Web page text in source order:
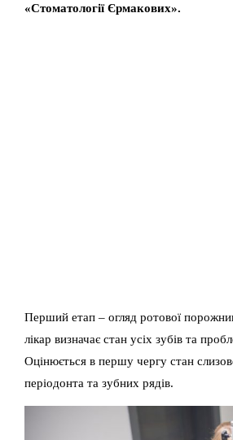
«Стоматології Єрмакових».
Перший етап – огляд ротової
лікар визначає стан усіх зубів та
Оцінюється в першу чергу стан
періодонта та зубних рядів.